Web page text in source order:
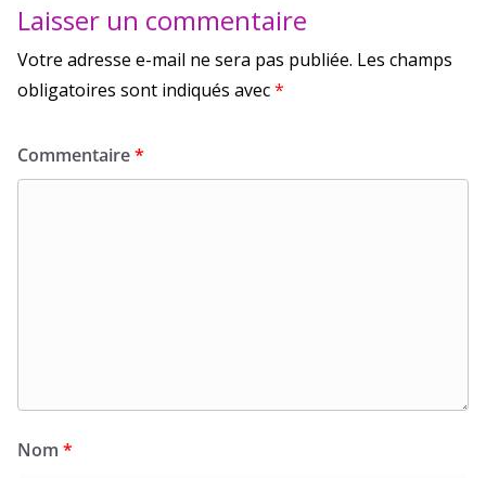
Laisser un commentaire
Votre adresse e-mail ne sera pas publiée. Les champs
obligatoires sont indiqués avec*
Commentaire*
Nom *